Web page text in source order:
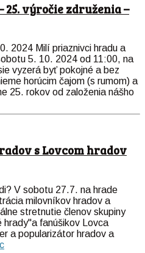
výročie združenia –
2024 Milí priaznivci hradu a
5. 10. 2024 od 11:00, na
vyzerá byť pokojné a bez
horúcim čajom (s rumom) a
25. rokov od založenia nášho
s Lovcom hradov
V sobotu 27.7. na hrade
milovníkov hradov a
stretnutie členov skupiny
hrady"a fanúšikov Lovca
a popularizátor hradov a